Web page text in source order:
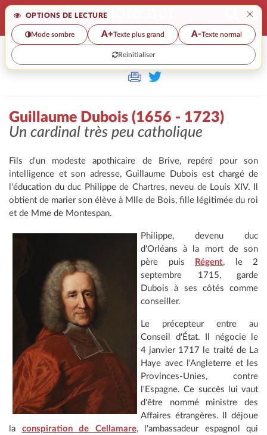
OPTIONS DE LECTURE ×
Mode sombre A+Texte plus grand A-Texte normal
Reinitialiser
>> GUILLAUME DUBOIS (1656 - 1723)
Guillaume Dubois (1656 - 1723)
Un cardinal très peu catholique
Fils d'un modeste apothicaire de Brive, repéré pour son
intelligence et son adresse, Guillaume Dubois est chargé de
l'éducation du duc Philippe de Chartres, neveu de Louis XIV. Il
obtient de marier son élève à Mlle de Bois, fille légitimée du roi
et de Mme de Montespan.
Philippe, devenu duc
d'Orléans à la mort de son
père puis
Régent, le 2
septembre 1715, garde
Dubois à ses côtés comme
conseiller.
Le précepteur entre au
Conseil d'État. Il négocie le
4 janvier 1717 le traité de La
Haye avec l'Angleterre et les
Provinces-Unies, contre
l'Espagne. Ce succès lui vaut
d'être nommé ministre des
Affaires étrangères. Il déjoue
la conspiration de Cellamare, l'ambassadeur espagnol qui